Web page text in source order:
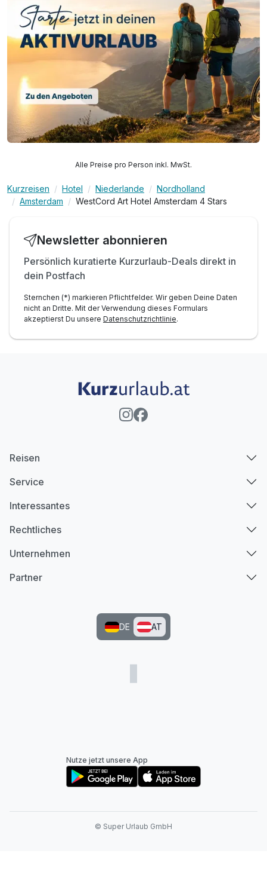
Alle Preise pro Person inkl. MwSt.
Kurzreisen Hotel Niederlande
Nordholland
Amsterdam
WestCord Art Hotel Amsterdam 4 Stars
Newsletter abonnieren
Persönlich kuratierte Kurzurlaub-Deals direkt in
dein Postfach
Sternchen (*) markieren Pflichtfelder. Wir geben Deine Daten
nicht an Dritte. Mit der Verwendung dieses Formulars
akzeptierst Du unsere Datenschutzrichtlinie.
Reisen
Service
Interessantes
Rechtliches
Unternehmen
Partner
DE AT
Nutze jetzt unsere App
© Super Urlaub GmbH